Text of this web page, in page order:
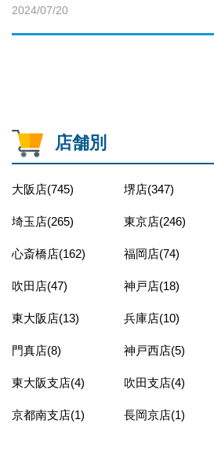
2024/07/20
店舗別
大阪店(745) 堺店(347)
埼玉店(265) 東京店(246)
心斎橋店(162) 福岡店(74)
吹田店(47) 神戸店(18)
東大阪店(13) 兵庫店(10)
門真店(8) 神戸西店(5)
東大阪支店(4) 吹田支店(4)
京都南支店(1) 長岡京店(1)